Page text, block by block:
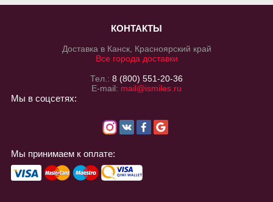
КОНТАКТЫ
Доставка в Канск, Красноярский край
Все города доставки
Тел.: 8 (800) 551-20-36
E-mail: mail@ismiles.ru
Мы в соцсетях:
Мы принимаем к оплате: